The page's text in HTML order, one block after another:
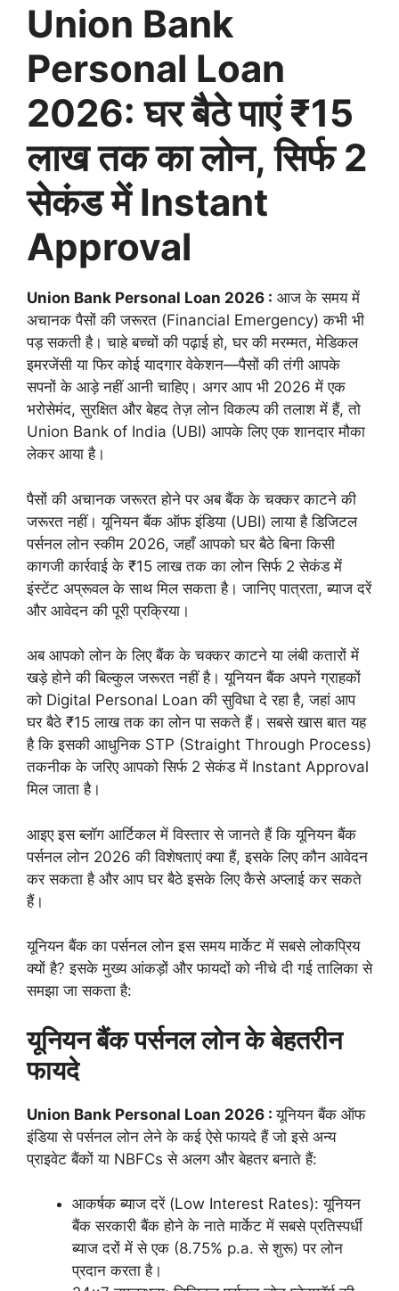
Union Bank
Personal Loan
2026: घर बैठे पाएं ₹15
लाख तक का लोन, सिर्फ 2
सेकंड में Instant
Approval
Union Bank Personal Loan 2026 : आज के समय में
अचानक पैसों की जरूरत (Financial Emergency) कभी भी
पड़ सकती है। चाहे बच्चों की पढ़ाई हो, घर की मरम्मत, मेडिकल
इमरजेंसी या फिर कोई यादगार वेकेशन—पैसों की तंगी आपके
सपनों के आड़े नहीं आनी चाहिए। अगर आप भी 2026 में एक
भरोसेमंद, सुरक्षित और बेहद तेज़ लोन विकल्प की तलाश में हैं, तो
Union Bank of India (UBI) आपके लिए एक शानदार मौका
लेकर आया है।
पैसों की अचानक जरूरत होने पर अब बैंक के चक्कर काटने की
जरूरत नहीं। यूनियन बैंक ऑफ इंडिया (UBI) लाया है डिजिटल
पर्सनल लोन स्कीम 2026, जहाँ आपको घर बैठे बिना किसी
कागजी कार्रवाई के ₹15 लाख तक का लोन सिर्फ 2 सेकंड में
इंस्टेंट अप्रूवल के साथ मिल सकता है। जानिए पात्रता, ब्याज दरें
और आवेदन की पूरी प्रक्रिया।
अब आपको लोन के लिए बैंक के चक्कर काटने या लंबी कतारों में
खड़े होने की बिल्कुल जरूरत नहीं है। यूनियन बैंक अपने ग्राहकों
को Digital Personal Loan की सुविधा दे रहा है, जहां आप
घर बैठे ₹15 लाख तक का लोन पा सकते हैं। सबसे खास बात यह
है कि इसकी आधुनिक STP (Straight Through Process)
तकनीक के जरिए आपको सिर्फ 2 सेकंड में Instant Approval
मिल जाता है।
आइए इस ब्लॉग आर्टिकल में विस्तार से जानते हैं कि यूनियन बैंक
पर्सनल लोन 2026 की विशेषताएं क्या हैं, इसके लिए कौन आवेदन
कर सकता है और आप घर बैठे इसके लिए कैसे अप्लाई कर सकते
हैं।
यूनियन बैंक का पर्सनल लोन इस समय मार्केट में सबसे लोकप्रिय
क्यों है? इसके मुख्य आंकड़ों और फायदों को नीचे दी गई तालिका से
समझा जा सकता है:
यूनियन बैंक पर्सनल लोन के बेहतरीन
फायदे
Union Bank Personal Loan 2026 :यूनियन बैंक ऑफ
इंडिया से पर्सनल लोन लेने के कई ऐसे फायदे हैं जो इसे अन्य
प्राइवेट बैंकों या NBFCs से अलग और बेहतर बनाते हैं:
आकर्षक ब्याज दरें (Low Interest Rates): यूनियन
बैंक सरकारी बैंक होने के नाते मार्केट में सबसे प्रतिस्पर्धी
ब्याज दरों में से एक (8.75% p.a. से शुरू) पर लोन
प्रदान करता है।